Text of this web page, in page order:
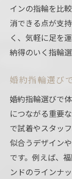
インの指輪を比
消できる点が支
く、気軽に足を
納得のいく指輪
婚約指輪選び
婚約指輪選びで
につながる重要
で試着やスタッ
似合うデザイン
です。例えば、
ンドのラインナ